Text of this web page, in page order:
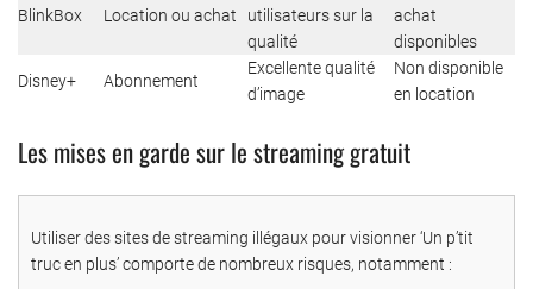
BlinkBox Location ou achat
utilisateurs sur la
qualité
achat
disponibles
Disney+ Abonnement
Excellente qualité
d’image
Non disponible
en location
Les mises en garde sur le streaming gratuit
Utiliser des sites de streaming illégaux pour visionner ‘Un p’tit
truc en plus’ comporte de nombreux risques, notamment :